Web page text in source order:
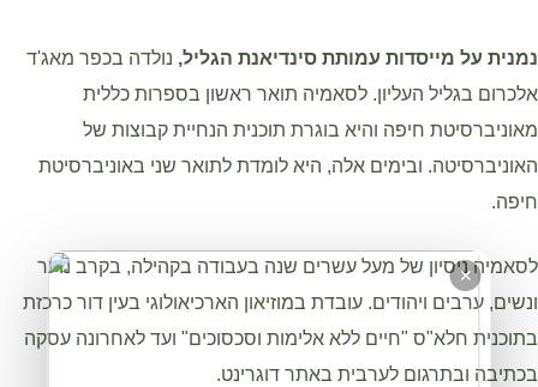
נמנית על מייסדות עמותת סינדיאנת הגליל, נולדה בכפר מאג'ד
אלכרום בגליל העליון. לסאמיה תואר ראשון בספרות כללית
מאוניברסיטת חיפה והיא בוגרת תוכנית הנחיית קבוצות של
האוניברסיטה. ובימים אלה, היא לומדת לתואר שני באוניברסיטת
חיפה.
לסאמיה ניסיון של מעל עשרים שנה בעבודה בקהילה, בקרב נוער
ונשים, ערבים ויהודים. עובדת במוזיאון הארכיאולוגי בעין דור כרכזת
בתוכנית חלא"ס "חיים ללא אלימות וסכסוכים" ועד לאחרונה עסקה
בכתיבה ובתרגום לערבית באתר דוגרינט.
✕